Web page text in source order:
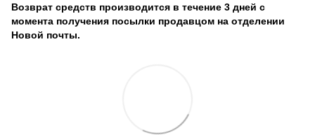
Возврат средств производится в течение 3 дней с
момента получения посылки продавцом на отделении
Новой почты.